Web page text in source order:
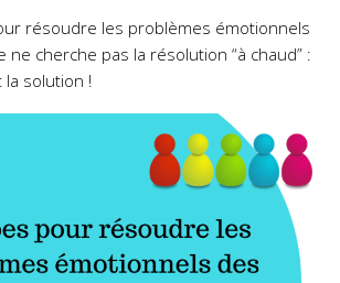
résoudre les problèmes émotionnels
ne cherche pas la résolution “à chaud” :
la solution !